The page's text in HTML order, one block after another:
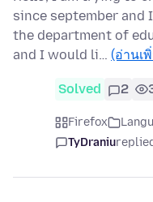
since september and
the department of
and I would li… (อ่านเ
Solved 2
Firefox
TyDraniu